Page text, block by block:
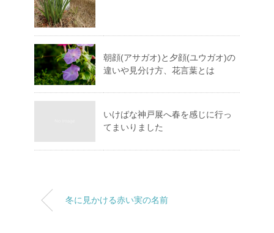
朝顔(アサガオ)と夕顔(ユウガオ)の
違いや見分け方、花言葉とは
いけばな神戸展へ春を感じに行っ
てまいりました
冬に見かける赤い実の名前